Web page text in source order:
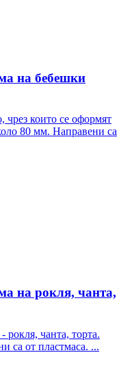
на бебешки
чрез които се оформят
80 мм. Направени са
на рокля, чанта,
чанта, торта.
са от пластмаса. ...